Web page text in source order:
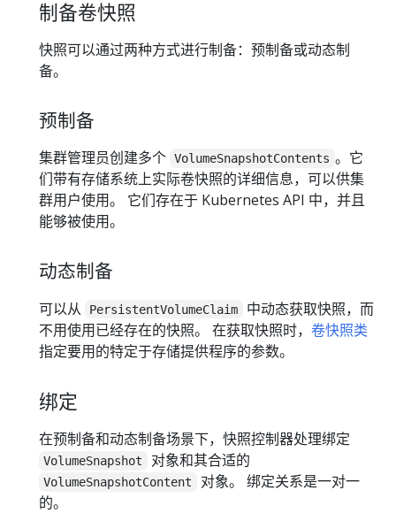
制备卷快照
快照可以通过两种方式进行制备：预制备或动态制
备。
预制备
集群管理员创建多个 VolumeSnapshotContents 。它
们带有存储系统上实际卷快照的详细信息，可以供集
群用户使用。 它们存在于 Kubernetes API 中，并且
能够被使用。
动态制备
可以从 PersistentVolumeClaim
中动态获取快照，而
不用使用已经存在的快照。 在获取快照时， 卷快照类
指定要用的特定于存储提供程序的参数。
绑定
在预制备和动态制备场景下，快照控制器处理绑定
VolumeSnapshot 对象和其合适的
VolumeSnapshotContent
对象。 绑定关系是一对一
的。